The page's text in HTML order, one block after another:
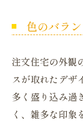
色のバラ
注文住宅の外観
スが取れたデザ
多く盛り込み過
く、雑多な印象